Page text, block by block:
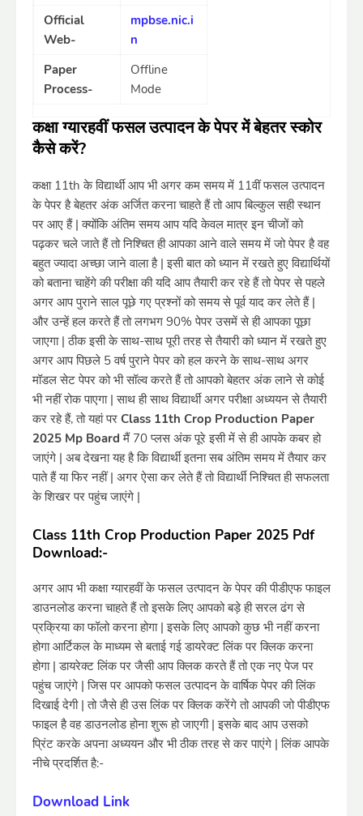
Official
Web-
mpbse.nic.i
n
Paper
Process-
Offline
Mode
कक्षा ग्यारहवीं फसल उत्पादन के पेपर में बेहतर स्कोर
कैसे करें?
कक्षा 11th के विद्यार्थी आप भी अगर कम समय में 11वीं फसल उत्पादन
के पेपर है बेहतर अंक अर्जित करना चाहते हैं तो आप बिल्कुल सही स्थान
पर आए हैं | क्योंकि अंतिम समय आप यदि केवल मात्र इन चीजों को
पढ़कर चले जाते हैं तो निश्चित ही आपका आने वाले समय में जो पेपर है वह
बहुत ज्यादा अच्छा जाने वाला है | इसी बात को ध्यान में रखते हुए विद्यार्थियों
को बताना चाहेंगे की परीक्षा की यदि आप तैयारी कर रहे हैं तो पेपर से पहले
अगर आप पुराने साल पूछे गए प्रश्नों को समय से पूर्व याद कर लेते हैं |
और उन्हें हल करते हैं तो लगभग 90% पेपर उसमें से ही आपका पूछा
जाएगा | ठीक इसी के साथ-साथ पूरी तरह से तैयारी को ध्यान में रखते हुए
अगर आप पिछले 5 वर्ष पुराने पेपर को हल करने के साथ-साथ अगर
मॉडल सेट पेपर को भी सॉल्व करते हैं तो आपको बेहतर अंक लाने से कोई
भी नहीं रोक पाएगा | साथ ही साथ विद्यार्थी अगर परीक्षा अध्ययन से तैयारी
कर रहे हैं, तो यहां पर Class 11th Crop Production Paper
2025 Mp Boardमैं 70 प्लस अंक पूरे इसी में से ही आपके कबर हो
जाएंगे | अब देखना यह है कि विद्यार्थी इतना सब अंतिम समय में तैयार कर
पाते हैं या फिर नहीं | अगर ऐसा कर लेते हैं तो विद्यार्थी निश्चित ही सफलता
के शिखर पर पहुंच जाएंगे |
Class 11th Crop Production Paper 2025 Pdf
Download:-
अगर आप भी कक्षा ग्यारहवीं के फसल उत्पादन के पेपर की पीडीएफ फाइल
डाउनलोड करना चाहते हैं तो इसके लिए आपको बड़े ही सरल ढंग से
प्रक्रिया का फॉलो करना होगा | इसके लिए आपको कुछ भी नहीं करना
होगा आर्टिकल के माध्यम से बताई गई डायरेक्ट लिंक पर क्लिक करना
होगा | डायरेक्ट लिंक पर जैसी आप क्लिक करते हैं तो एक नए पेज पर
पहुंच जाएंगे | जिस पर आपको फसल उत्पादन के वार्षिक पेपर की लिंक
दिखाई देगी | तो जैसे ही उस लिंक पर क्लिक करेंगे तो आपकी जो पीडीएफ
फाइल है वह डाउनलोड होना शुरू हो जाएगी | इसके बाद आप उसको
प्रिंट करके अपना अध्ययन और भी ठीक तरह से कर पाएंगे | लिंक आपके
नीचे प्रदर्शित है:-
Download Link